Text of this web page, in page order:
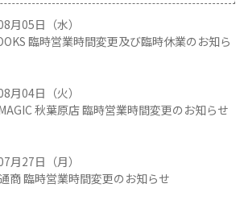
月05日（水）
臨時営業時間変更及び臨時休業のお知ら
月04日（火）
秋葉原店 臨時営業時間変更のお知らせ
月27日（月）
商 臨時営業時間変更のお知らせ